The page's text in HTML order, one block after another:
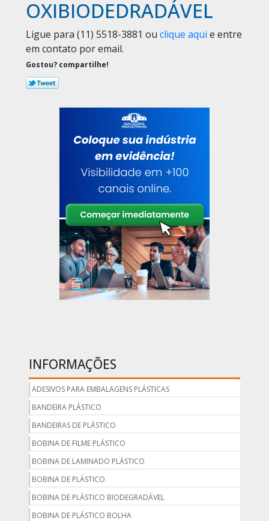
OXIBIODEDRADÁVEL
Ligue para (11) 5518-3881 ou clique aqui e entre
em contato por email.
Gostou? compartilhe!
INFORMAÇÕES
ADESIVOS PARA EMBALAGENS PLÁSTICAS
BANDEIRA PLÁSTICO
BANDEIRAS DE PLÁSTICO
BOBINA DE FILME PLÁSTICO
BOBINA DE LAMINADO PLÁSTICO
BOBINA DE PLÁSTICO
BOBINA DE PLÁSTICO BIODEGRADÁVEL
BOBINA DE PLÁSTICO BOLHA